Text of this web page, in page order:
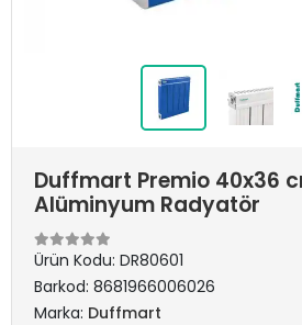
Duffmart Premio 40x36
Alüminyum Radyatör
Ürün Kodu: DR80601
Barkod: 8681966006026
Marka: Duffmart